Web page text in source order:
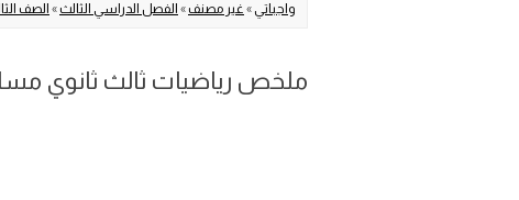
واجباتي » غير مصنف» الفصل الدراسي الثالث» الصف
ملخص رياضيات ثالث ثانوي